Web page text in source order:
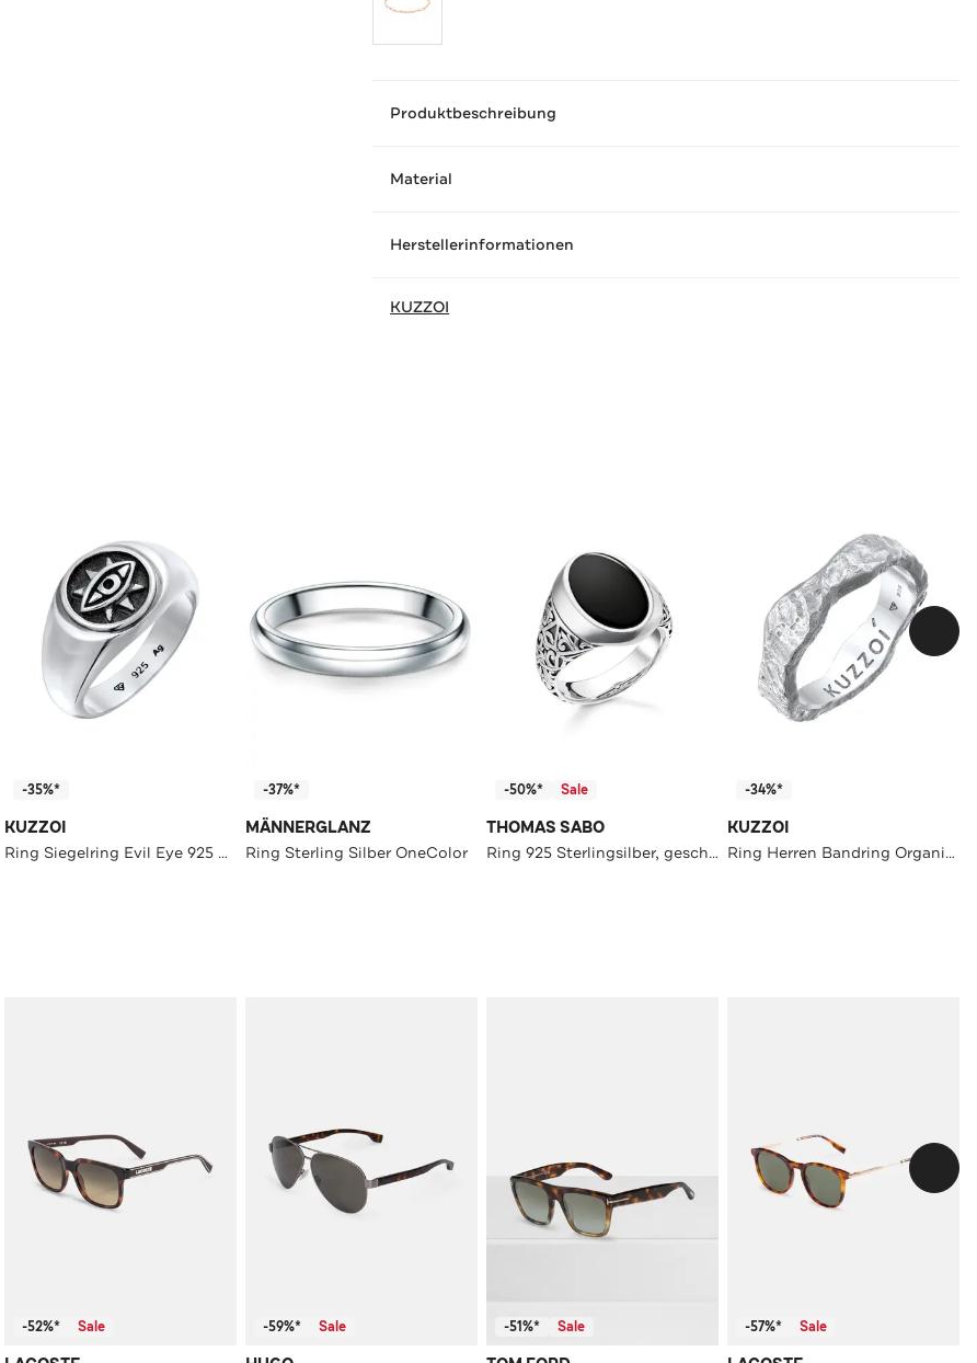
Produktbeschreibung
Material
Herstellerinformationen
KUZZOI
-35%*
KUZZOI
Ring Siegelring Evil Eye 925 Sterling Silber Silber
-37%*
MÄNNERGLANZ
Ring Sterling Silber OneColor
-50%* Sale
THOMAS SABO
Ring 925 Sterlingsilber, geschwärzt silber-schwarz
-34%*
KUZZOI
Ring Herren Bandring Organic Struktur 925 Silber Silber
-52%* Sale -59%* Sale -51%* Sale -57%* Sale